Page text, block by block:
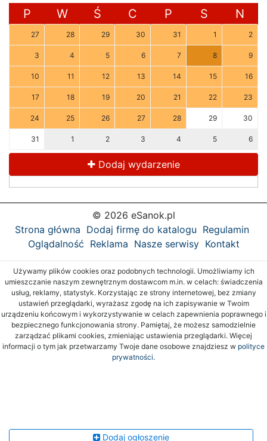
P W Ś C P S N
27 28 29 30 31 1 2
3 4 5 6 7 8 9
10 11 12 13 14 15 16
17 18 19 20 21 22 23
24 25 26 27 28 29 30
31 1 2 3 4 5 6
Dodaj wydarzenie
© 2026 eSanok.pl
Strona główna Dodaj firmę do katalogu Regulamin
Oglądalność Reklama Nasze serwisy Kontakt
Używamy plików cookies oraz podobnych technologii. Umożliwiamy ich
umieszczanie naszym zewnętrznym dostawcom m.in. w celach: świadczenia
usług, reklamy, statystyk. Korzystając ze strony internetowej, bez zmiany
ustawień przeglądarki, wyrażasz zgodę na ich zapisywanie w Twoim
urządzeniu końcowym i wykorzystywanie w celach zapewnienia poprawnego i
bezpiecznego funkcjonowania strony. Pamiętaj, że możesz samodzielnie
zarządzać plikami cookies, zmieniając ustawienia przeglądarki. Więcej
informacji o tym jak przetwarzamy Twoje dane osobowe znajdziesz w polityce
prywatności.
Dodaj ogłoszenie